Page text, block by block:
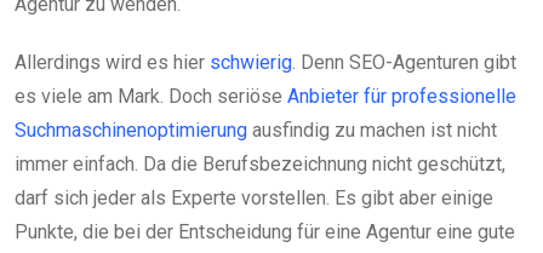
Allerdings wird es hier schwierig. Denn SEO-Agenturen gibt
es viele am Mark. Doch seriöse Anbieter für professionelle
Suchmaschinenoptimierung ausfindig zu machen ist nicht
immer einfach. Da die Berufsbezeichnung nicht geschützt,
darf sich jeder als Experte vorstellen. Es gibt aber einige
Punkte, die bei der Entscheidung für eine Agentur eine gute